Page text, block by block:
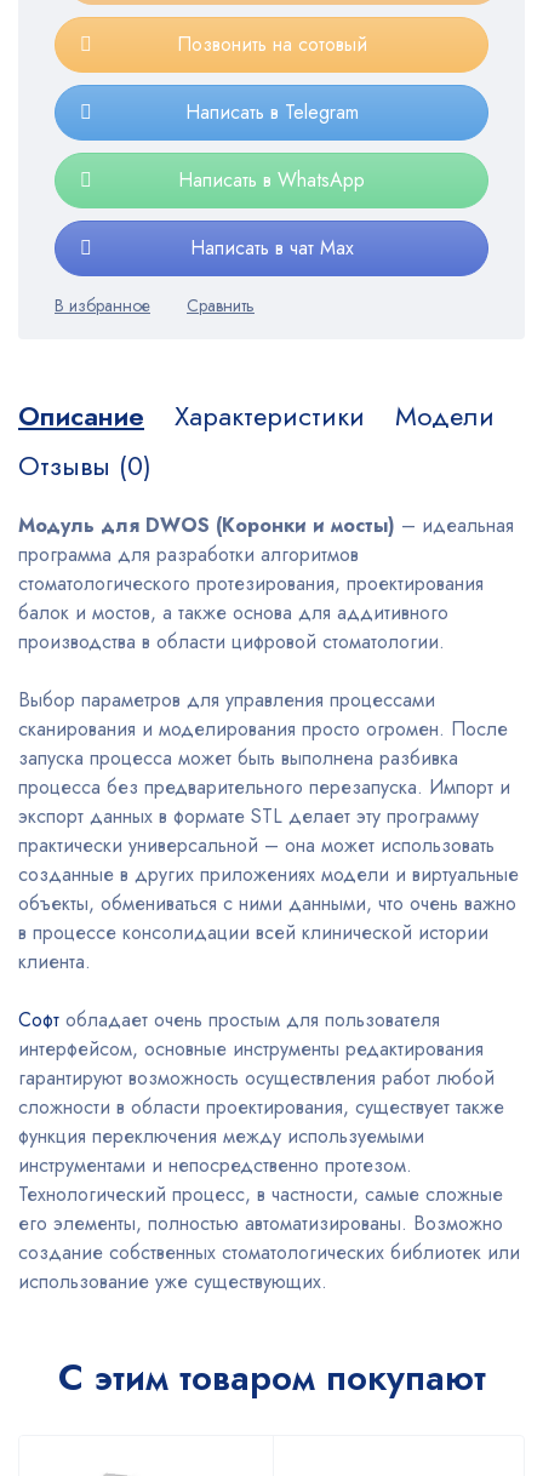
Позвонить на сотовый
Написать в Telegram
Написать в WhatsApp
Написать в чат Max
Описание Характеристики
Модели
Отзывы (0)
Модуль для DWOS (Коронки и мосты) – идеальная
программа для разработки алгоритмов
стоматологического протезирования, проектирования
балок и мостов, а также основа для аддитивного
производства в области цифровой стоматологии.
Выбор параметров для управления процессами
сканирования и моделирования просто огромен. После
запуска процесса может быть выполнена разбивка
процесса без предварительного перезапуска. Импорт и
экспорт данных в формате STL делает эту программу
практически универсальной – она может использовать
созданные в других приложениях модели и виртуальные
объекты, обмениваться с ними данными, что очень важно
в процессе консолидации всей клинической истории
клиента.
Софт обладает очень простым для пользователя
интерфейсом, основные инструменты редактирования
гарантируют возможность осуществления работ любой
сложности в области проектирования, существует также
функция переключения между используемыми
инструментами и непосредственно протезом.
Технологический процесс, в частности, самые сложные
его элементы, полностью автоматизированы. Возможно
создание собственных стоматологических библиотек или
использование уже существующих.
С этим товаром покупают